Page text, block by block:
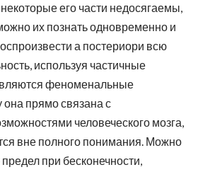
некоторые его части недосягаемы,
их познать одновременно и
а постериори всю
используя частичные
феноменальные
она прямо связана с
человеческого мозга,
вне полного понимания. Можно
при бесконечности,